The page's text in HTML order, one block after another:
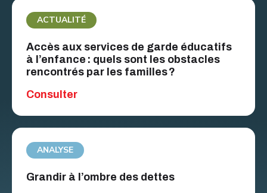
ACTUALITÉ
Accès aux services de garde éducatifs
à l’enfance : quels sont les obstacles
rencontrés par les familles ?
Consulter
ANALYSE
Grandir à l’ombre des dettes